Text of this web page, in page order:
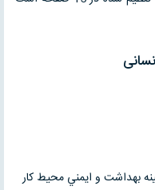
بهداشت و ايمني محيط كار